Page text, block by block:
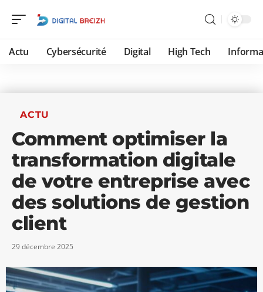
Actu Cybersécurité Digital High Tech
ACTU
Comment optimiser la
transformation digitale
de votre entreprise avec
des solutions de gestion
client
29 décembre 2025